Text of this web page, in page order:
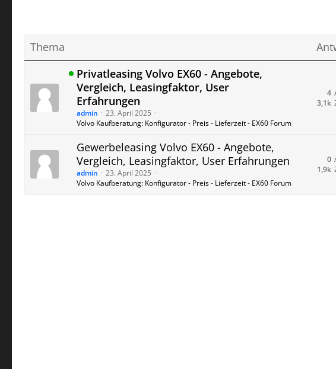
Thema
Privatleasing Volvo EX60 - Angebote,
Vergleich, Leasingfaktor, User
Erfahrungen
admin
23. April 2025
Volvo Kaufberatung: Konfigurator - Preis - Lieferzeit - EX60 Forum
4
3,1k
Gewerbeleasing Volvo EX60 - Angebote,
Vergleich, Leasingfaktor, User Erfahrungen
admin
23. April 2025
Volvo Kaufberatung: Konfigurator - Preis - Lieferzeit - EX60 Forum
0
1,9k